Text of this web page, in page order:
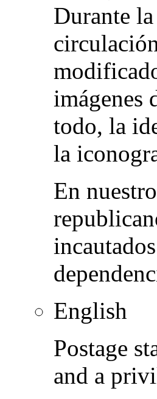
Durante
imágenes
todo, la
la
En
English
Postage
and a